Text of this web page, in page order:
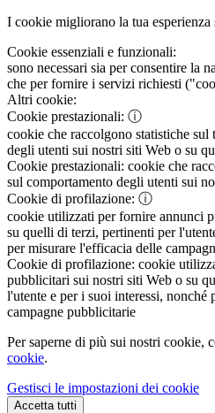
I cookie migliorano la tua esperienza
Cookie essenziali e funzionali:
sono necessari sia per consentire la
che per fornire i servizi richiesti
Altri cookie:
Cookie prestazionali: ⓘ
cookie che raccolgono statistiche
degli utenti sui nostri siti Web o su
Cookie prestazionali: cookie che
sul comportamento degli utenti sui
Cookie di profilazione: ⓘ
cookie utilizzati per fornire annunci
su quelli di terzi, pertinenti per
per misurare l'efficacia delle
Cookie di profilazione: cookie
pubblicitari sui nostri siti Web o su
l'utente e per i suoi interessi, nonché
campagne pubblicitarie
Per saperne di più sui nostri cookie,
cookie.
Gestisci le impostazioni dei cookie
Accetta tutti